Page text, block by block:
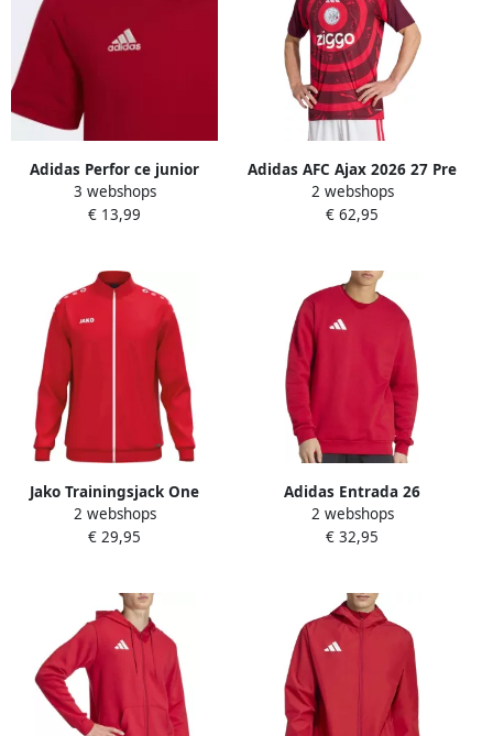
Adidas Perfor ce junior
voetbalshirt rood Sport t-
shirt Katoen V-hals 116
3 webshops
€ 13,99
Adidas AFC Ajax 2026 27 Pre
Match Shirt Rood- Heren
Rood
2 webshops
€ 62,95
Jako Trainingsjack One
2 webshops
€ 29,95
Adidas Entrada 26
Trainingssweater Heren
2 webshops
€ 32,95